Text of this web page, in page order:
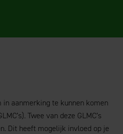
aanmerking te kunnen komen
Twee van deze GLMC’s
Dit heeft mogelijk invloed op je